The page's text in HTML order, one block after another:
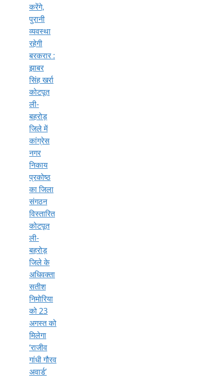
करेंगे,
पुरानी
व्यवस्था
रहेगी
बरकरार :
झाबर
सिंह खर्रा
कोटपूत
ली-
बहरोड़
जिले में
कांग्रेस
नगर
निकाय
प्रकोष्ठ
का जिला
संगठन
विस्तारित
कोटपूत
ली-
बहरोड़
जिले के
अधिवक्ता
सतीश
निमोरिया
को 23
अगस्त को
मिलेगा
‘राजीव
गांधी गौरव
अवार्ड’